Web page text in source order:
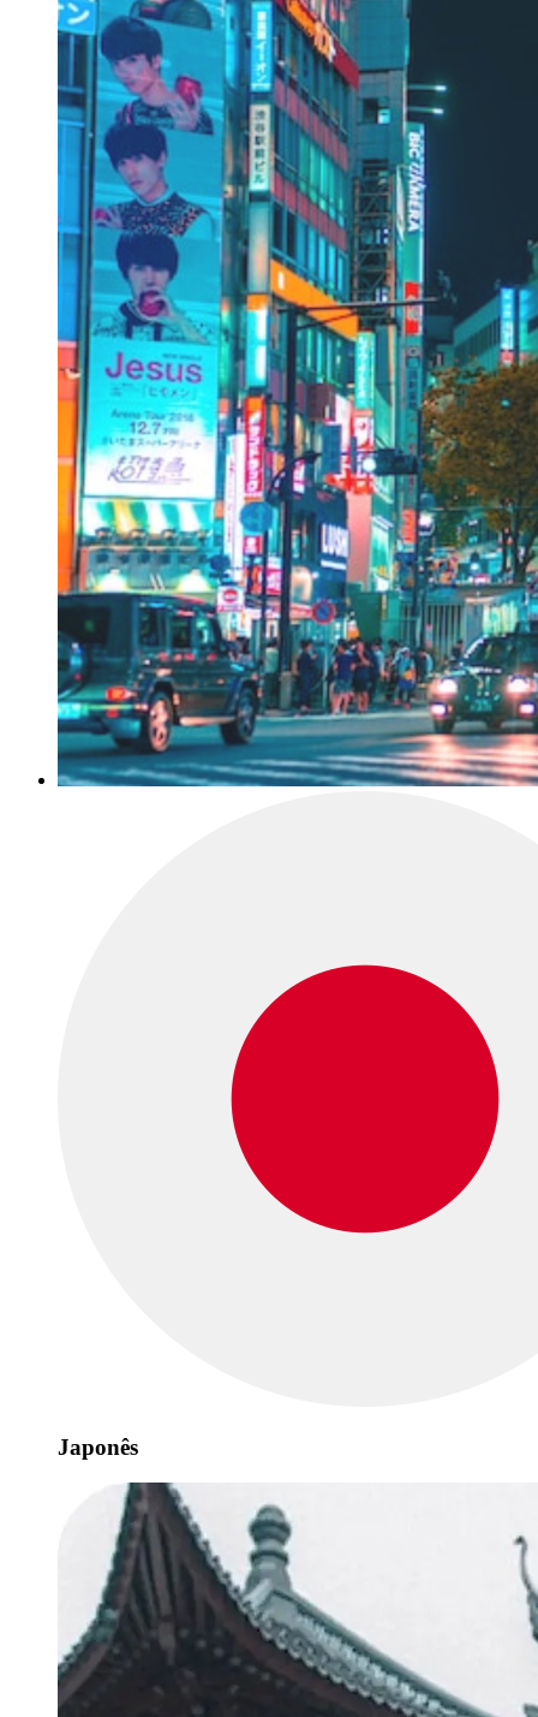
Japonês